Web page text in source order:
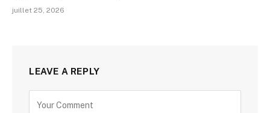
juillet 25, 2026
LEAVE A REPLY